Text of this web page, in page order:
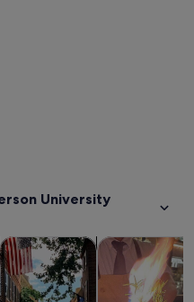
University
in einem neuen Tab
Wird in einem neuen
& individuelle Touren
Essen,